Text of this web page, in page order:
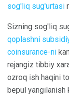
sog'liq sug'urtasi
Sizning sog'liq
qoplashni
coinsurance-ni
rejangiz tibbiy
ozroq ish haqini
bepul yangilanish